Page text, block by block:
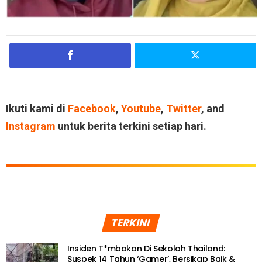
Ikuti kami di Facebook, Youtube, Twitter, and
Instagram untuk berita terkini setiap hari.
TERKINI
Insiden T*mbakan Di Sekolah Thailand:
Suspek 14 Tahun ‘Gamer’, Bersikap Baik &